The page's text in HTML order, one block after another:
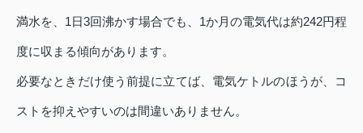
満水を、1日3回沸かす場合でも、1か月の電気代は約242円程
度に収まる傾向があります。
必要なときだけ使う前提に立てば、電気ケトルのほうが、コ
ストを抑えやすいのは間違いありません。